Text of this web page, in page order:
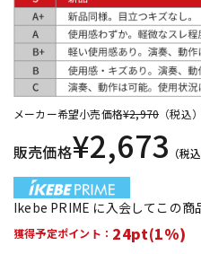
中古
メーカー希望小売価格¥2,970 （税込）
販売価格¥2,673 （税込
Ikebe PRIME に入会してこの
獲得予定ポイント： 24pt(1%)